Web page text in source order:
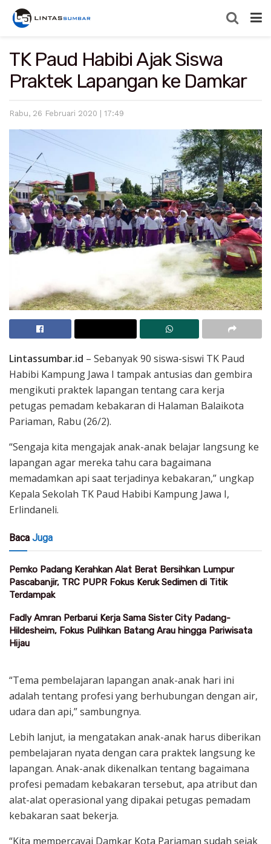
TK Paud Habibi Ajak Siswa
Praktek Lapangan ke Damkar
Rabu, 26 Februari 2020 | 17:49
Lintassumbar.id – Sebanyak 90 siswa-siswi TK Paud
Habibi Kampung Jawa I tampak antusias dan gembira
mengikuti praktek lapangan tentang cara kerja
petugas pemadam kebakaran di Halaman Balaikota
Pariaman, Rabu (26/2).
“Sengaja kita mengajak anak-anak belajar langsung ke
lapangan agar mereka tahu cara bagaimana
memadamkan api saat terjadinya kebakaran,” ungkap
Kepala Sekolah TK Paud Habibi Kampung Jawa I,
Erlindaneli.
Baca Juga
Pemko Padang Kerahkan Alat Berat Bersihkan Lumpur
Pascabanjir, TRC PUPR Fokus Keruk Sedimen di Titik
Terdampak
Fadly Amran Perbarui Kerja Sama Sister City Padang-
Hildesheim, Fokus Pulihkan Batang Arau hingga Pariwisata
Hijau
“Tema pembelajaran lapangan anak-anak hari ini
adalah tentang profesi yang berhubungan dengan air,
udara dan api,” sambungnya.
Lebih lanjut, ia mengatakan anak-anak harus diberikan
pembelajaran nyata dengan cara praktek langsung ke
lapangan. Anak-anak dikenalkan tentang bagaimana
profesi pemadam kebakaran tersebut, apa atribut dan
alat-alat operasional yang dipakai petugas pemadam
kebakaran saat bekerja.
“Kita mempercayai Damkar Kota Pariaman sudah sejak